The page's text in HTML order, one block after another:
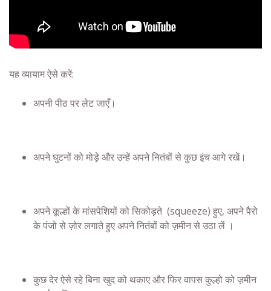
यह व्यायाम ऐसे करें:
अपनी पीठ पर लेट जाएँ।
अपने घुटनों को मोड़े और उन्हें अपने नितंबों से कुछ इंच आगे रखें।
अपने कूल्हों के मांसपेशियों को सिकोड़ते (squeeze) हुए, अपने पैरो
के पंजो से ज़ोर लगाते हुए अपने नितंबों को ज़मीन से उठा लें ।
कुछ देर ऐसे रहे बिना खुद को थकाए और फिर वापस कुल्हो को ज़मीन